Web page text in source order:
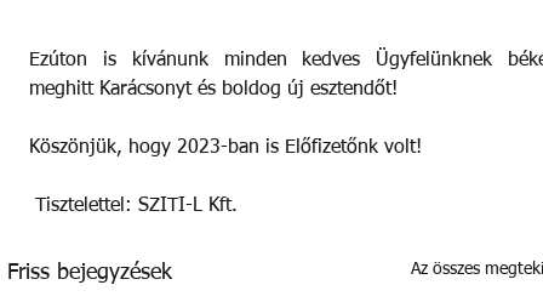
Ezúton is kívánunk minden kedves Ügyfelünknek
meghitt Karácsonyt és boldog új esztendőt!
Köszönjük, hogy 2023-ban is Előfizetőnk volt!
Tisztelettel: SZITI-L Kft.
Friss bejegyzések Az összes